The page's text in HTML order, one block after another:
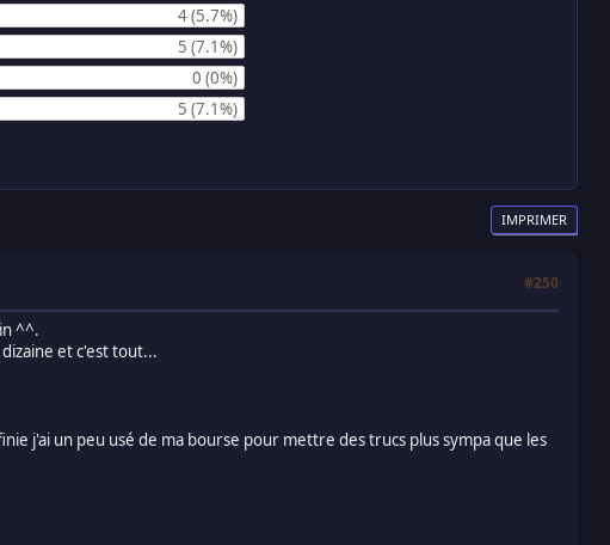
4 (5.7%)
5 (7.1%)
0 (0%)
5 (7.1%)
IMPRIMER
#250
^^.
et c'est tout...
j'ai un peu usé de ma bourse pour mettre des trucs plus sympa que les